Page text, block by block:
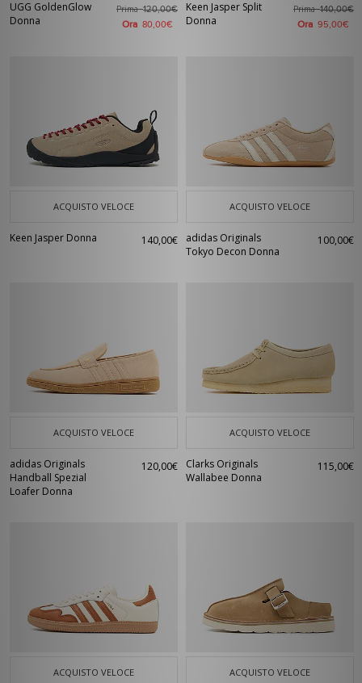
UGG GoldenGlow
Donna
Prima120,00€
Ora 80,00€
Keen Jasper Split
Donna
Prima140,00€
Ora 95,00€
ACQUISTO VELOCE
Keen Jasper Donna 140,00€
ACQUISTO VELOCE
adidas Originals
Tokyo Decon Donna
100,00€
ACQUISTO VELOCE
adidas Originals
Handball Spezial
Loafer Donna
120,00€
ACQUISTO VELOCE
Clarks Originals
Wallabee Donna
115,00€
ACQUISTO VELOCE ACQUISTO VELOCE